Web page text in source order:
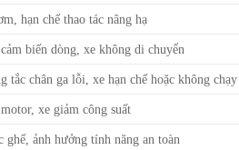
hạn chế thao tác nâng hạ
biến dòng, xe không di chuyển
tắc chân ga lỗi, xe hạn chế hoặc không chạy
xe giảm công suất
ghế, ảnh hưởng tính năng an toàn